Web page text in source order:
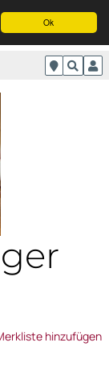
Ok
hinzufügen